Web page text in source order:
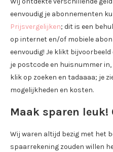
eenvoudig je abonnementen
Prijsvergelijken; dit is een
op internet en/of mobiele
eenvoudig! Je klikt bijvoorbeeld
je postcode en huisnummer
klik op zoeken en tadaaaa; je
mogelijkheden en kosten.
Maak sparen leuk!
Wij waren altijd bezig met het
spaarrekening zouden willen